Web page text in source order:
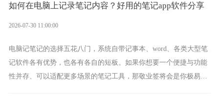
如何在电脑上记录笔记内容？好用的笔记app软件分享
2026-07-30 11:00:00
电脑记笔记的选择五花八门，系统自带记事本、word、各类大型笔
记软件各有优势，也各有各自的短板。如果你想要一个便捷与功能
性并存、可以适配更多场景的笔记工具，那敬业签将会是你极易上